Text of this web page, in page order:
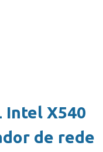
Intel X540
de rede